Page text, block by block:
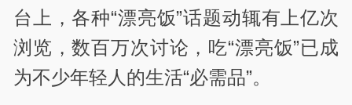
台上，各种“漂亮饭”话题动辄有上亿次
浏览，数百万次讨论，吃“漂亮饭”已成
为不少年轻人的生活“必需品”。